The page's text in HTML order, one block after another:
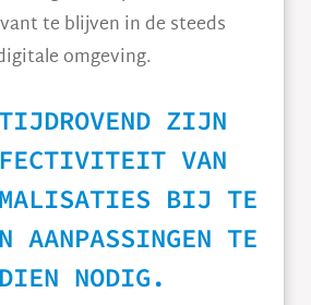
te blijven in de steeds
omgeving.
ZIJN
VAN
BIJ TE
AANPASSINGEN TE
NODIG.